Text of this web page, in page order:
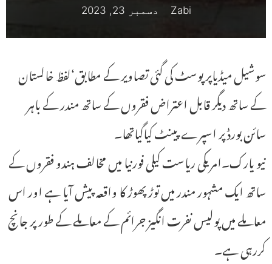
Zabi دسمبر 23, 2023
سوشیل میڈیاپر پوسٹ کی گئی تصاویر کے مطابق‘لفظ خالستان
کے ساتھ دیگر قابل اعتراض فقروں کے ساتھ مندر کے باہر
سائن بورڈ پر اسپرے پینٹ کیاگیاتھا۔
نیو یارک۔امریکی ریاست کیلی فورنیا میں مخالف ہندو فقروں کے
ساتھ ایک مشہور مندر میں توڑ پھوڑ کا واقعہ پیش آیا ہے اور اس
معاملے میں پولیس نفرت انگیز جرائم کے معاملے کے طور پر جانچ
کررہی ہے۔